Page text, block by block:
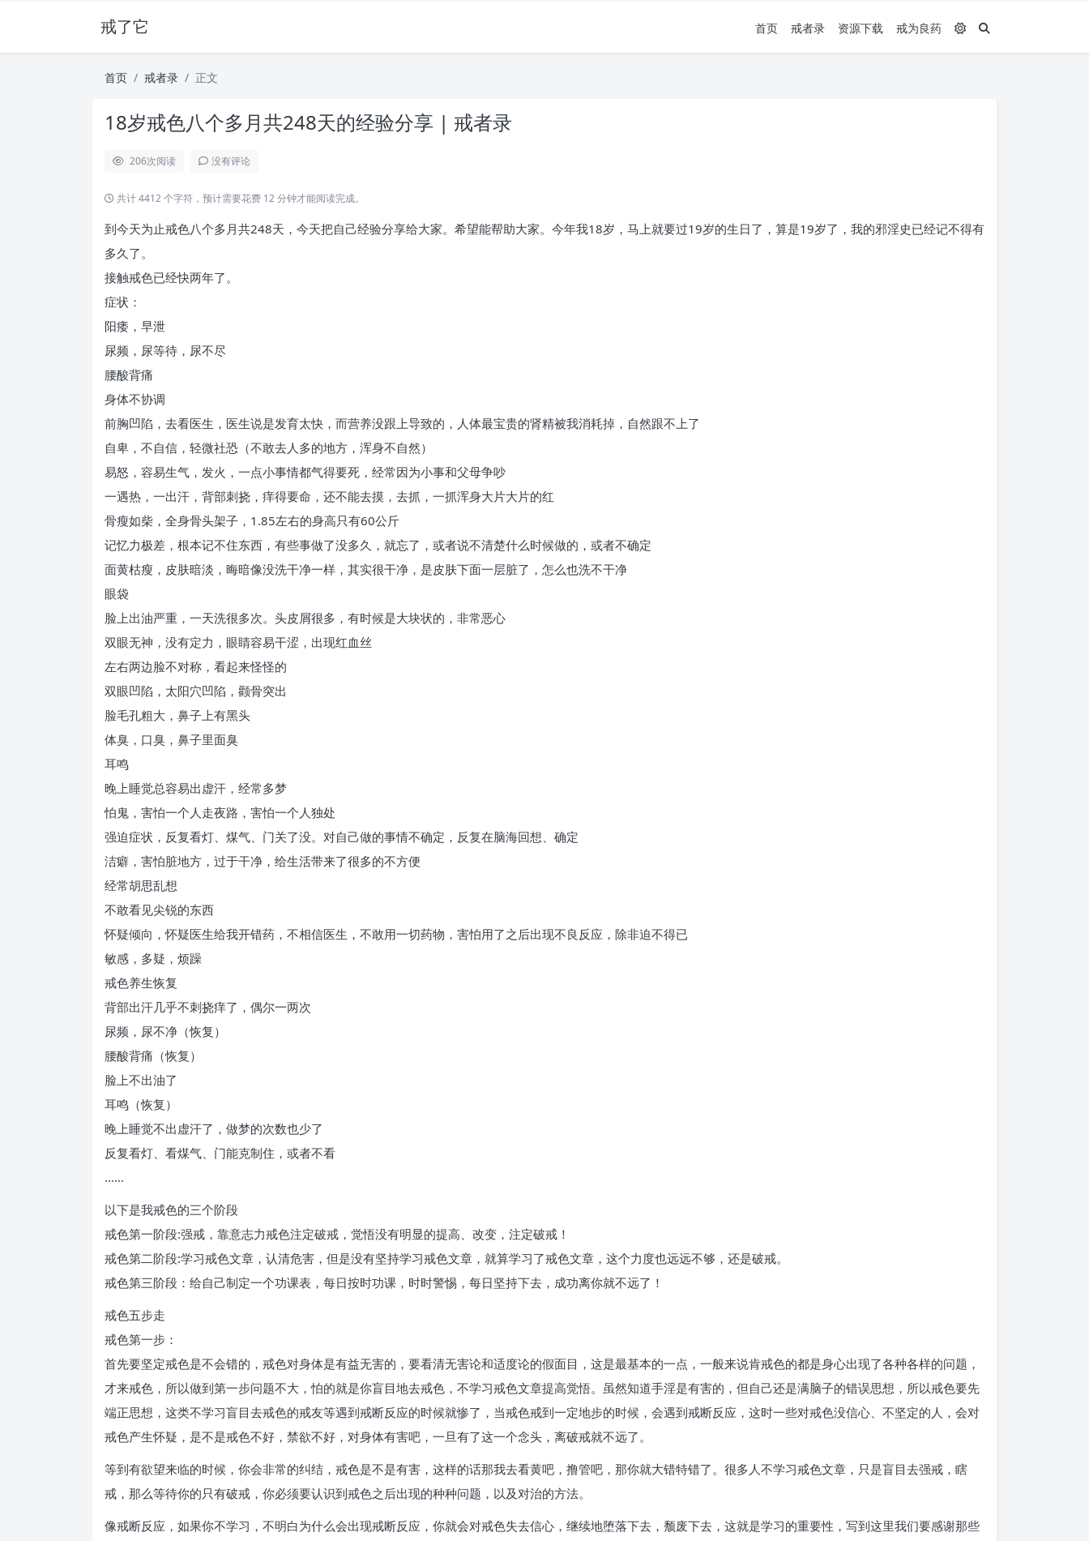
戒了它 首页 戒者录 资源下载 戒为良药
首页 戒者录 正文
18岁戒色八个多月共248天的经验分享 | 戒者录
206次阅读 没有评论
共计 4412 个字符，预计需要花费 12 分钟才能阅读完成。
到今天为止戒色八个多月共248天，今天把自己经验分享给大家。希望能帮助大家。今年我18岁，马上就要过19岁的生日了，算是19岁了，我的邪淫史已经记不得有
多久了。
接触戒色已经快两年了。
症状：
阳痿，早泄
尿频，尿等待，尿不尽
腰酸背痛
身体不协调
前胸凹陷，去看医生，医生说是发育太快，而营养没跟上导致的，人体最宝贵的肾精被我消耗掉，自然跟不上了
自卑，不自信，轻微社恐（不敢去人多的地方，浑身不自然）
易怒，容易生气，发火，一点小事情都气得要死，经常因为小事和父母争吵
一遇热，一出汗，背部刺挠，痒得要命，还不能去摸，去抓，一抓浑身大片大片的红
骨瘦如柴，全身骨头架子，1.85左右的身高只有60公斤
记忆力极差，根本记不住东西，有些事做了没多久，就忘了，或者说不清楚什么时候做的，或者不确定
面黄枯瘦，皮肤暗淡，晦暗像没洗干净一样，其实很干净，是皮肤下面一层脏了，怎么也洗不干净
眼袋
脸上出油严重，一天洗很多次。头皮屑很多，有时候是大块状的，非常恶心
双眼无神，没有定力，眼睛容易干涩，出现红血丝
左右两边脸不对称，看起来怪怪的
双眼凹陷，太阳穴凹陷，颧骨突出
脸毛孔粗大，鼻子上有黑头
体臭，口臭，鼻子里面臭
耳鸣
晚上睡觉总容易出虚汗，经常多梦
怕鬼，害怕一个人走夜路，害怕一个人独处
强迫症状，反复看灯、煤气、门关了没。对自己做的事情不确定，反复在脑海回想、确定
洁癖，害怕脏地方，过于干净，给生活带来了很多的不方便
经常胡思乱想
不敢看见尖锐的东西
怀疑倾向，怀疑医生给我开错药，不相信医生，不敢用一切药物，害怕用了之后出现不良反应，除非迫不得已
敏感，多疑，烦躁
戒色养生恢复
背部出汗几乎不刺挠痒了，偶尔一两次
尿频，尿不净（恢复）
腰酸背痛（恢复）
脸上不出油了
耳鸣（恢复）
晚上睡觉不出虚汗了，做梦的次数也少了
反复看灯、看煤气、门能克制住，或者不看
……
以下是我戒色的三个阶段
戒色第一阶段:强戒，靠意志力戒色注定破戒，觉悟没有明显的提高、改变，注定破戒！
戒色第二阶段:学习戒色文章，认清危害，但是没有坚持学习戒色文章，就算学习了戒色文章，这个力度也远远不够，还是破戒。
戒色第三阶段：给自己制定一个功课表，每日按时功课，时时警惕，每日坚持下去，成功离你就不远了！
戒色五步走
戒色第一步：
首先要坚定戒色是不会错的，戒色对身体是有益无害的，要看清无害论和适度论的假面目，这是最基本的一点，一般来说肯戒色的都是身心出现了各种各样的问题，
才来戒色，所以做到第一步问题不大，怕的就是你盲目地去戒色，不学习戒色文章提高觉悟。虽然知道手淫是有害的，但自己还是满脑子的错误思想，所以戒色要先
端正思想，这类不学习盲目去戒色的戒友等遇到戒断反应的时候就惨了，当戒色戒到一定地步的时候，会遇到戒断反应，这时一些对戒色没信心、不坚定的人，会对
戒色产生怀疑，是不是戒色不好，禁欲不好，对身体有害吧，一旦有了这一个念头，离破戒就不远了。
等到有欲望来临的时候，你会非常的纠结，戒色是不是有害，这样的话那我去看黄吧，撸管吧，那你就大错特错了。很多人不学习戒色文章，只是盲目去强戒，瞎
戒，那么等待你的只有破戒，你必须要认识到戒色之后出现的种种问题，以及对治的方法。
像戒断反应，如果你不学习，不明白为什么会出现戒断反应，你就会对戒色失去信心，继续地堕落下去，颓废下去，这就是学习的重要性，写到这里我们要感谢那些